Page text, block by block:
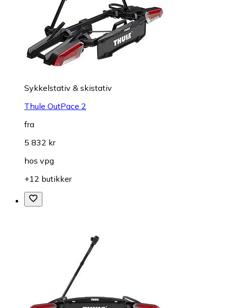
Sykkelstativ & skistativ
Thule OutPace 2
fra
5 832 kr
hos vpg
+12 butikker